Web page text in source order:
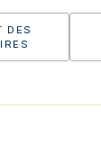
DES